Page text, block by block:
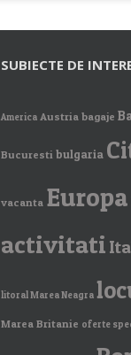
SUBIECTE DE
America Austria bagaje
Bucuresti bulgaria
vacanta Europa
activitati
litoral Marea Neagra
Marea Britanie oferte